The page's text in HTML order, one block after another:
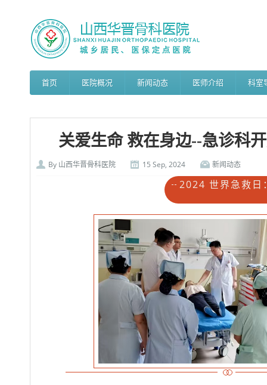
首页 医院概况 新闻动态 医师介绍 科室
关爱生命 救在身边--急诊科
By 山西华晋骨科医院 15 Sep, 2024 新闻动态
2024 世界急救日